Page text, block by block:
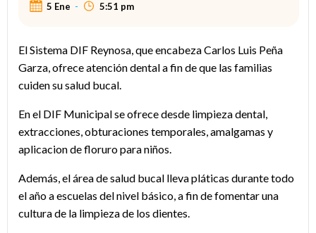
5 Ene - 5:51 pm
El Sistema DIF Reynosa, que encabeza Carlos Luis Peña
Garza, ofrece atención dental a fin de que las familias
cuiden su salud bucal.
En el DIF Municipal se ofrece desde limpieza dental,
extracciones, obturaciones temporales, amalgamas y
aplicacion de floruro para niños.
Además, el área de salud bucal lleva pláticas durante todo
el año a escuelas del nivel básico, a fin de fomentar una
cultura de la limpieza de los dientes.